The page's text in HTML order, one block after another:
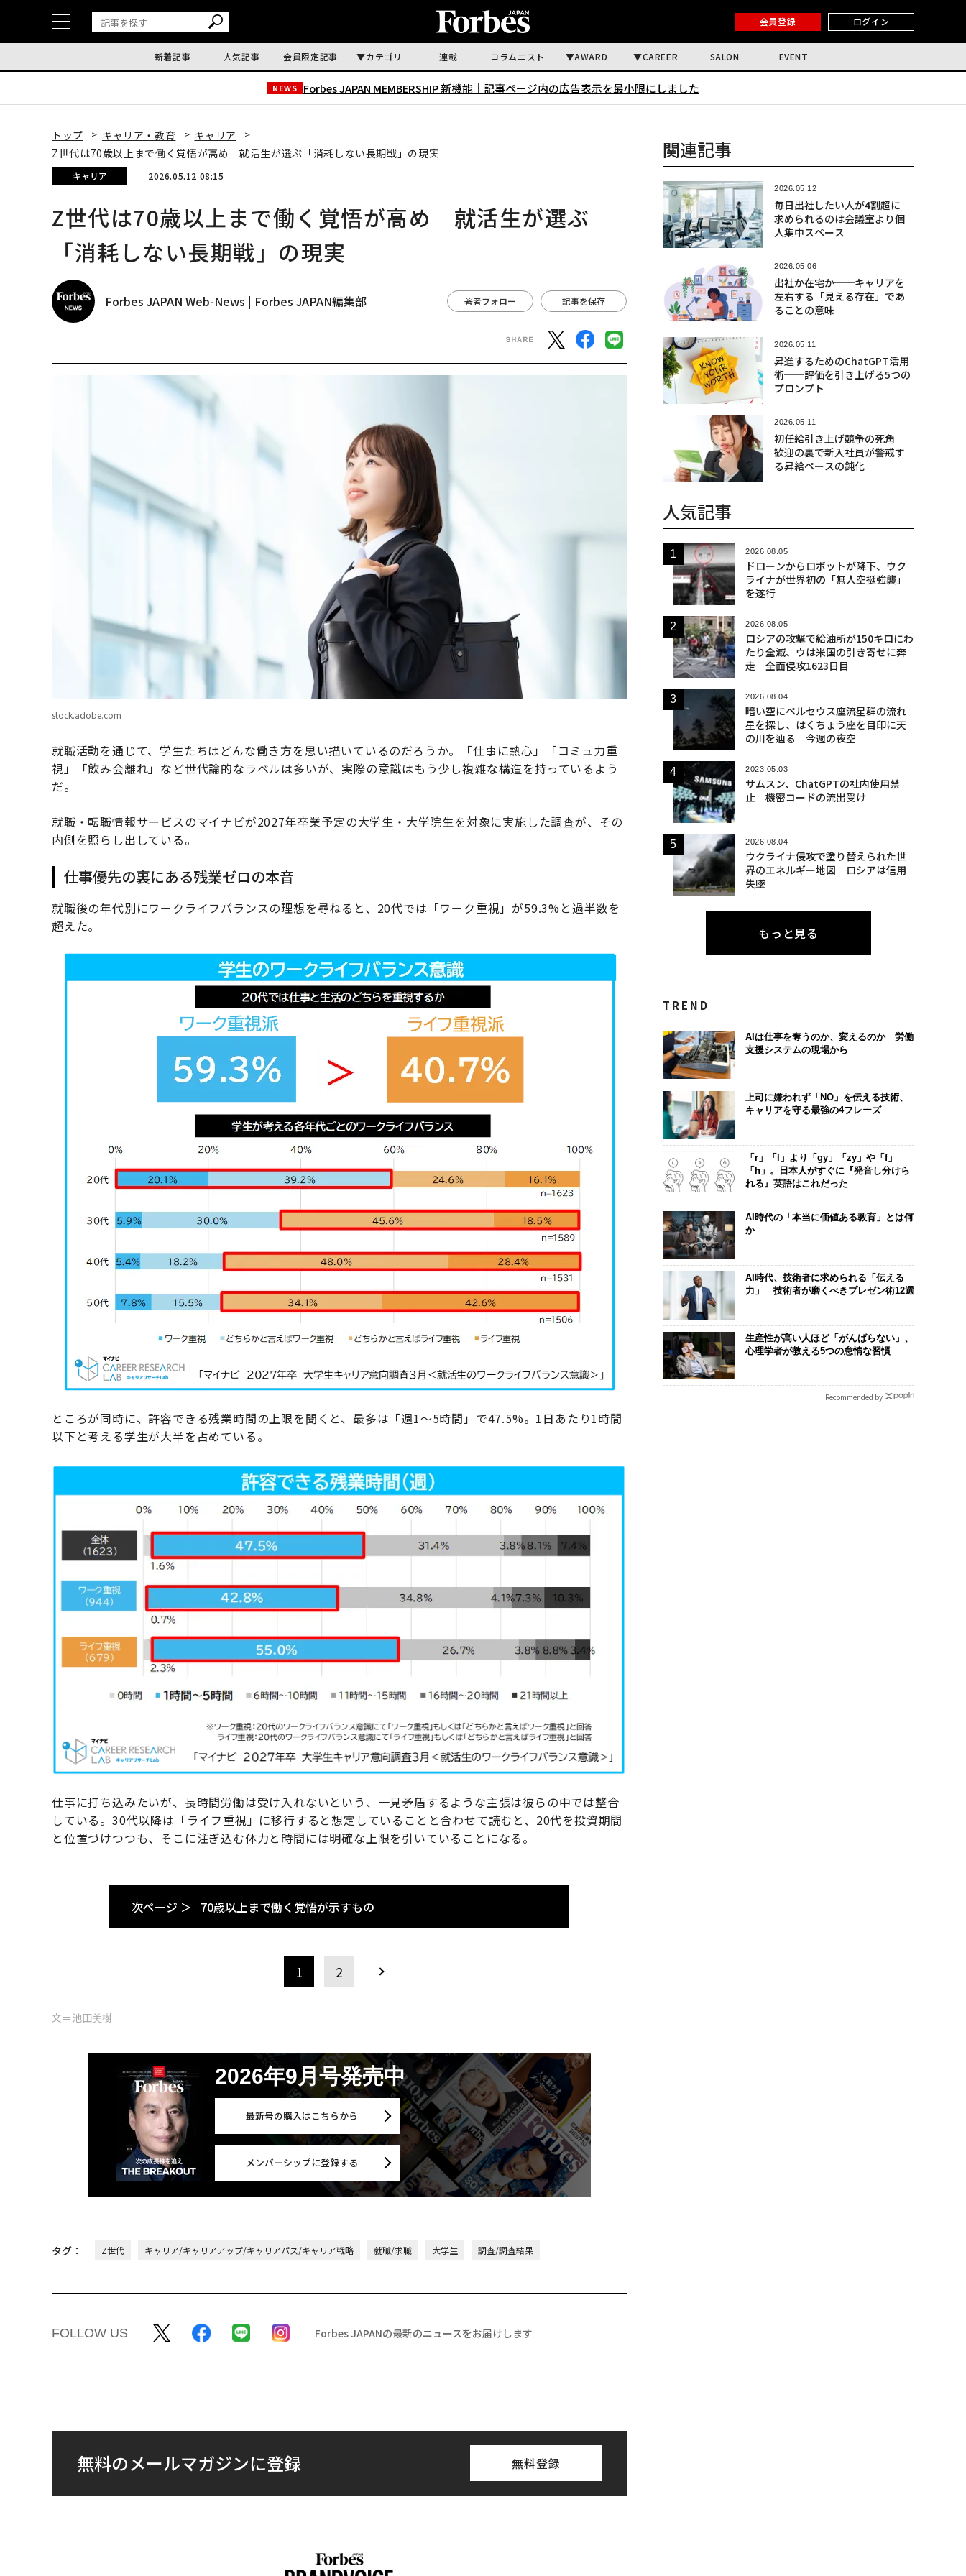
会員登録 ログイン
新着記事 人気記事 会員限定記事 カテゴリ 連載 コラムニスト AWARD CAREER SALON EVENT
NEWS Forbes JAPAN MEMBERSHIP 新機能｜ 記事ページ内の広告表示を最小限にしました
トップ キャリア・教育
キャリア
Z世代は70歳以上まで働く覚悟が高め 就活生が選ぶ「消耗しない長期戦」の現実
キャリア 2026.05.12 08:15
Z世代は70歳以上まで働く覚悟が高め 就活生が選ぶ
「消耗しない長期戦」の現実
Forbes JAPAN Web-News | Forbes JAPAN編集部 著者フォロー 記事を保存
stock.adobe.com
就職活動を通じて、学生たちはどんな働き方を思い描いているのだろうか。「仕事に熱心」「コミュ力重
視」「飲み会離れ」など世代論的なラベルは多いが、実際の意識はもう少し複雑な構造を持っているよう
だ。
就職・転職情報サービスのマイナビが2027年卒業予定の大学生・大学院生を対象に実施した調査が、その
内側を照らし出している。
仕事優先の裏にある残業ゼロの本音
就職後の年代別にワークライフバランスの理想を尋ねると、20代では「ワーク重視」が59.3%と過半数を
超えた。
ところが同時に、許容できる残業時間の上限を聞くと、最多は「週1〜5時間」で47.5%。1日あたり1時間
以下と考える学生が大半を占めている。
仕事に打ち込みたいが、長時間労働は受け入れないという、一見矛盾するような主張は彼らの中では整合
している。30代以降は「ライフ重視」に移行すると想定していることと合わせて読むと、20代を投資期間
と位置づけつつも、そこに注ぎ込む体力と時間には明確な上限を引いていることになる。
次ページ ＞ 70歳以上まで働く覚悟が示すもの
1 2
文＝池田美樹
2026年9月号発売中
最新号の購入はこちらから
メンバーシップに登録する
タグ： Z世代 キャリア/キャリアアップ/キャリアパス/キャリア戦略 就職/求職 大学生 調査/調査結果
FOLLOW US Forbes JAPANの最新のニュースをお届けします
無料のメールマガジンに登録 無料登録
関連記事
2026.05.12
毎日出社したい人が4割超に
求められるのは会議室より個
人集中スペース
2026.05.06
出社か在宅か──キャリアを
左右する「見える存在」であ
ることの意味
2026.05.11
昇進するためのChatGPT活用
術──評価を引き上げる5つの
プロンプト
2026.05.11
初任給引き上げ競争の死角
歓迎の裏で新入社員が警戒す
る昇給ペースの鈍化
人気記事
2026.08.05
ドローンからロボットが降下、ウク
ライナが世界初の「無人空挺強襲」
を遂行
2026.08.05
ロシアの攻撃で給油所が150キロにわ
たり全滅、ウは米国の引き寄せに奔
走 全面侵攻1623日目
2026.08.04
暗い空にペルセウス座流星群の流れ
星を探し、はくちょう座を目印に天
の川を辿る 今週の夜空
2023.05.03
サムスン、ChatGPTの社内使用禁
止 機密コードの流出受け
2026.08.04
ウクライナ侵攻で塗り替えられた世
界のエネルギー地図 ロシアは信用
失墜
もっと見る
TREND
AIは仕事を奪うのか、変えるのか 労働
支援システムの現場から
上司に嫌われず「NO」を伝える技術、
キャリアを守る最強の4フレーズ
「r」「l」より「gy」「zy」や「f」
「h」。日本人がすぐに『発音し分けら
れる』英語はこれだった
AI時代の「本当に価値ある教育」とは何
か
AI時代、技術者に求められる「伝える
力」 技術者が磨くべきプレゼン術12選
生産性が高い人ほど「がんばらない」、
心理学者が教える5つの怠惰な習慣
Recommended by